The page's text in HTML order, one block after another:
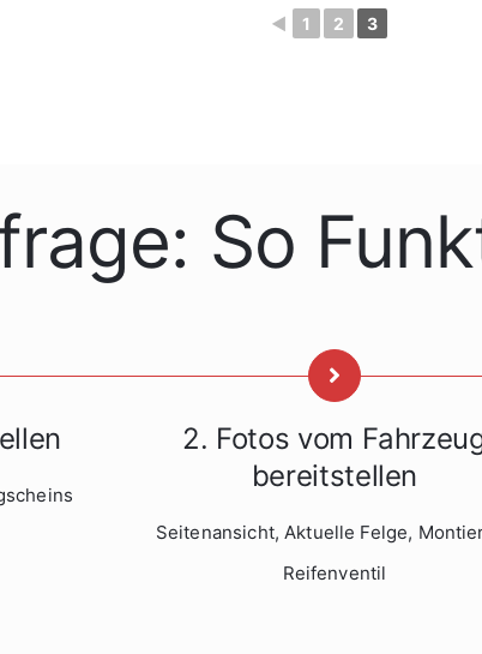
◄ 1 2 3
So
2. Fotos vom
bereitstellen
Seitenansicht, Aktuelle Felge,
Reifenventil